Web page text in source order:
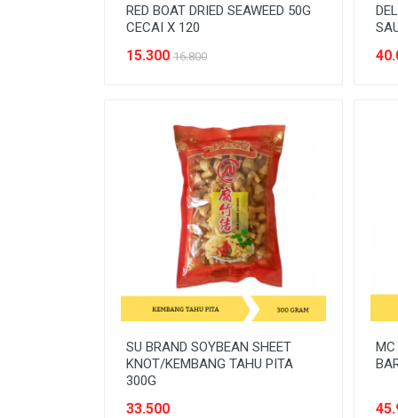
SEREAL & SARAPAN
Tanpa Kategori
TEMPAT PENYIMPANAN
TISSUE & KAPAS
RED BOAT DRIED SEAWEED 50G
CECAI X 120
15.300 16.800
SU BRAND SOYBEAN SHEET
KNOT/KEMBANG TAHU PITA
300G
33.500
MC